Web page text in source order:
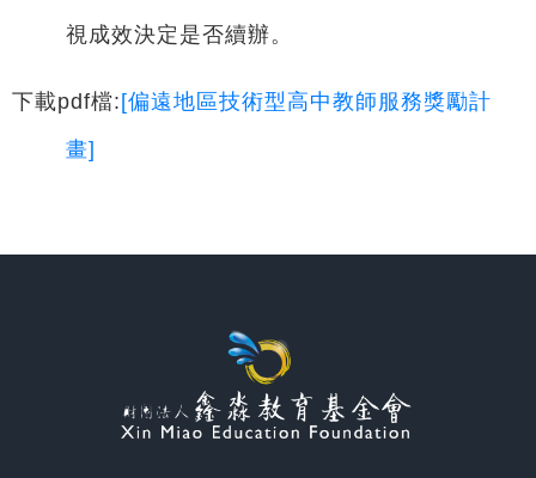
視成效決定是否續辦。
下載pdf檔: [偏遠地區技術型高中教師服務獎勵計
畫]